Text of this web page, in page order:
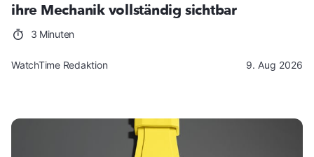
ihre Mechanik vollständig sichtbar
3 Minuten
WatchTime Redaktion 9. Aug 2026